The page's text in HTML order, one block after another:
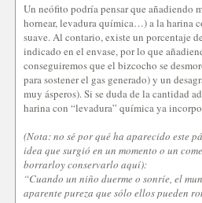
Un neófito podría pensar que añadiendo
hornear, levadura química…) a la harina
suave. Al contario, existe un porcentaje
indicado en el envase, por lo que
conseguiremos que el bizcocho se
para sostener el gas generado) y un
muy ásperos). Si se duda de la cantidad
harina con “levadura” química ya
(Nota: no sé por qué ha aparecido este
idea que surgió en un momento o un
borrarloy conservarlo aquí):
“Cuando un niño duerme o sonríe, el
aparente pureza que sólo ellos pueden